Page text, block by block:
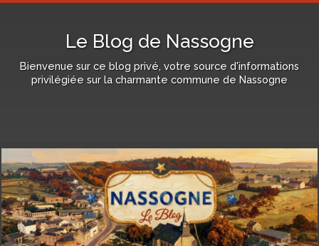
Le Blog de Nassogne
Bienvenue sur ce blog privé, votre source d'informations
privilégiée sur la charmante commune de Nassogne